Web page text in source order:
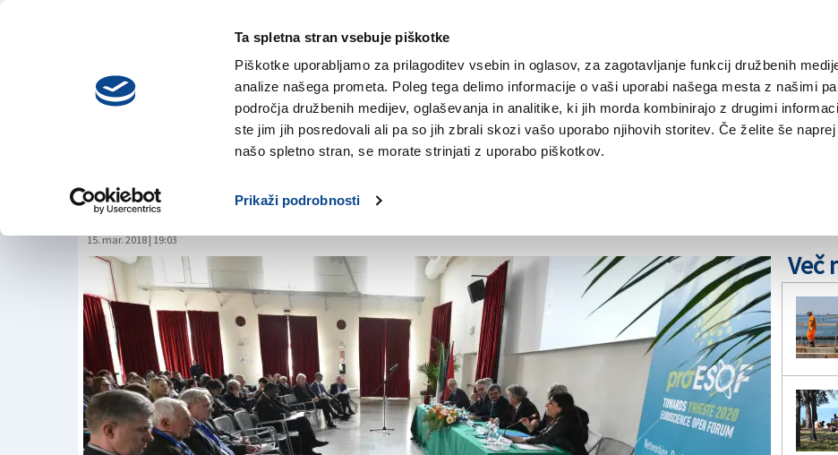
Ta spletna stran vsebuje piškotke
Piškotke uporabljamo za prilagoditev vsebin in oglasov, za zagotavljanje funkcij družbenih
analize našega prometa. Poleg tega delimo informacije o vaši uporabi našega mesta z našimi
področja družbenih medijev, oglaševanja in analitike, ki jih morda kombinirajo z drugimi
ste jim jih posredovali ali pa so jih zbrali skozi vašo uporabo njihovih storitev. Če želite še
našo spletno stran, se morate strinjati z uporabo piškotkov.
Prikaži podrobnosti
četrtek,
6. avgusta 2026
NOVICE TRŽAŠKA GORIŠKA KULTURA ŠPORT ŠE
Mednarodno srečanje o prireditvi
ESOF2020
15. mar. 2018 | 19:03
Več